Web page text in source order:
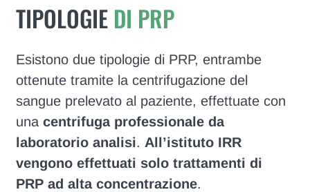
TIPOLOGIE DI PRP
Esistono due tipologie di PRP, entrambe
ottenute tramite la centrifugazione del
sangue prelevato al paziente, effettuate con
unacentrifuga professionale da
laboratorio analisi. All’istituto IRR
vengono effettuati solo trattamenti di
PRP ad alta concentrazione.